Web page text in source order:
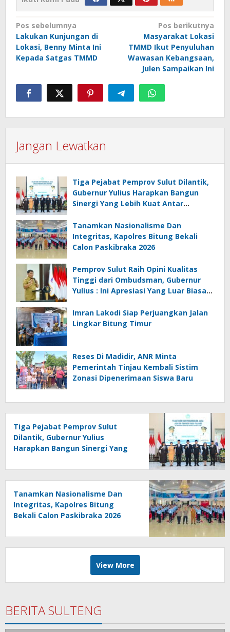
Navigasi
pos
Pos sebelumnya
Lakukan Kunjungan di
Lokasi, Benny Minta Ini
Kepada Satgas TMMD
Pos berikutnya
Masyarakat Lokasi
TMMD Ikut Penyuluhan
Wawasan Kebangsaan,
Julen Sampaikan Ini
Jangan Lewatkan
Tiga Pejabat Pemprov Sulut Dilantik,
Gubernur Yulius Harapkan Bangun
Sinergi Yang Lebih Kuat Antar
Tanamkan Nasionalisme Dan
Integritas, Kapolres Bitung Bekali
Calon Paskibraka 2026
Pemprov Sulut Raih Opini Kualitas
Tinggi dari Ombudsman, Gubernur
Yulius : Ini Apresiasi Yang Luar Biasa,
Imran Lakodi Siap Perjuangkan Jalan
Lingkar Bitung Timur
Reses Di Madidir, ANR Minta
Pemerintah Tinjau Kembali Sistim
Zonasi Dipenerimaan Siswa Baru
Tiga Pejabat Pemprov Sulut
Dilantik, Gubernur Yulius
Harapkan Bangun Sinergi Yang
Tanamkan Nasionalisme Dan
Integritas, Kapolres Bitung
Bekali Calon Paskibraka 2026
View More
BERITA SULTENG